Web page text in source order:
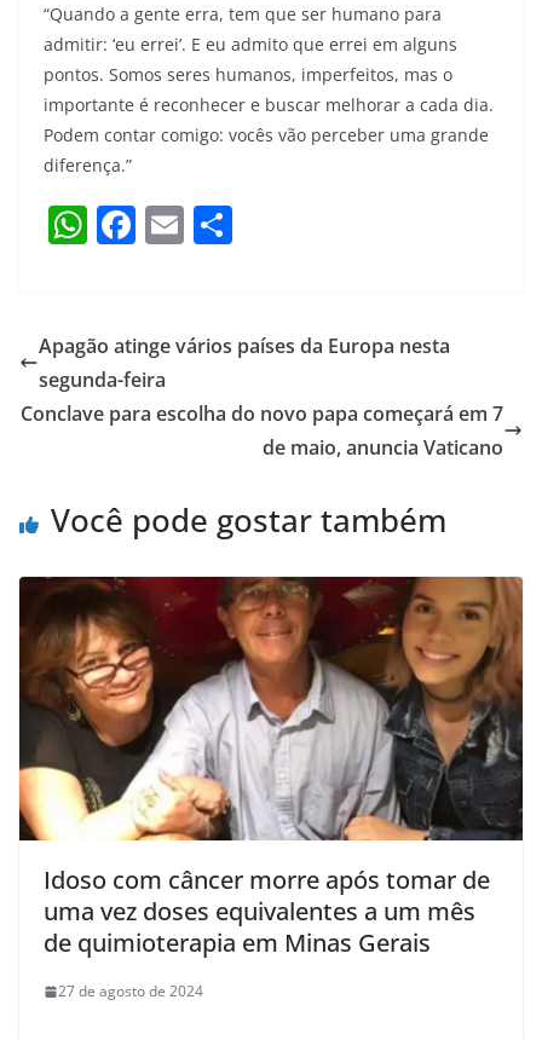
“Quando a gente erra, tem que ser humano para
admitir: ‘eu errei’. E eu admito que errei em alguns
pontos. Somos seres humanos, imperfeitos, mas o
importante é reconhecer e buscar melhorar a cada dia.
Podem contar comigo: vocês vão perceber uma grande
diferença.”
W
s
A
p
F
e
b
o
E
l e
Apagão atinge vários países da Europa nesta
segunda-feira
Conclave para escolha do novo papa começará em 7
de maio, anuncia Vaticano
Você pode gostar também
Idoso com câncer morre após tomar de
uma vez doses equivalentes a um mês
de quimioterapia em Minas Gerais
27 de agosto de 2024